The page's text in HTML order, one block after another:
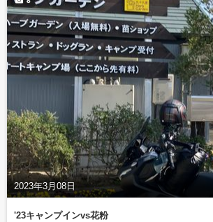
2023年3月08日
'23キャンプインvs花粉